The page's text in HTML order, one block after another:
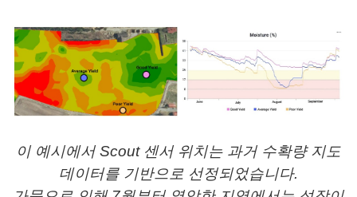
이 예시에서 Scout 센서 위치는 과거 수확량 지도
데이터를 기반으로 선정되었습니다.